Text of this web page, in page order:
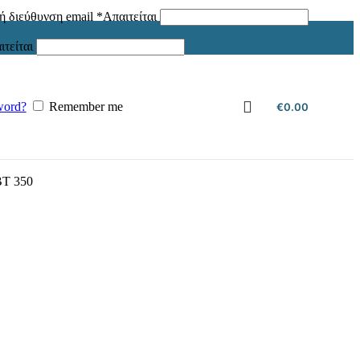
διεύθυνση email *Απαιτείται
Remember me €0.00
350